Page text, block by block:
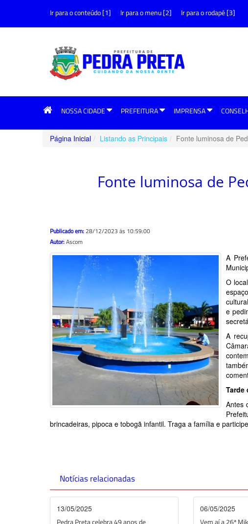
Ir para o conteúdo [1] Ir para o menu [2] Ir para o rodapé [3]
NOSSA CIDADE PREFEITURA IMPRENSA
Página Inicial Listando as Principais Fonte luminosa de
Fonte luminosa de
Publicado em:28/12/2023 ás 10:59:00
Autor:Ascom
A
O
e
A
Tarde
Antes
brincadeiras, pipoca e tobogã infantil. Traga a família e
Notícias relacionadas
13/05/2025
Pedra Preta celebra 49 anos de
06/05/2025
Vem aí a 26ª